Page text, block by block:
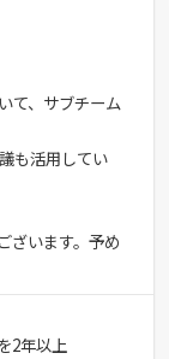
て、サブチーム
も活用してい
ざいます。予め
2年以上